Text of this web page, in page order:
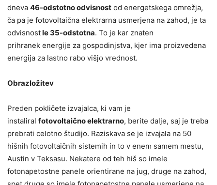
dneva 46-odstotno odvisnost od energetskega omrežja,
ča pa je fotovoltaična elektrarna usmerjena na zahod, je ta
odvisnostle 35-odstotna. To je kar znaten
prihranek energije za gospodinjstva, kjer ima proizvedena
energija za lastno rabo višjo vrednost.
Obrazložitev
Preden pokličete izvajalca, ki vam je
instaliral fotovoltaično elektrarno, berite dalje, saj je treba
prebrati celotno študijo. Raziskava se je izvajala na 50
hišnih fotovoltaičnih sistemih in to v enem samem mestu,
Austin v Teksasu. Nekatere od teh hiš so imele
fotonapetostne panele orientirane na jug, druge na zahod,